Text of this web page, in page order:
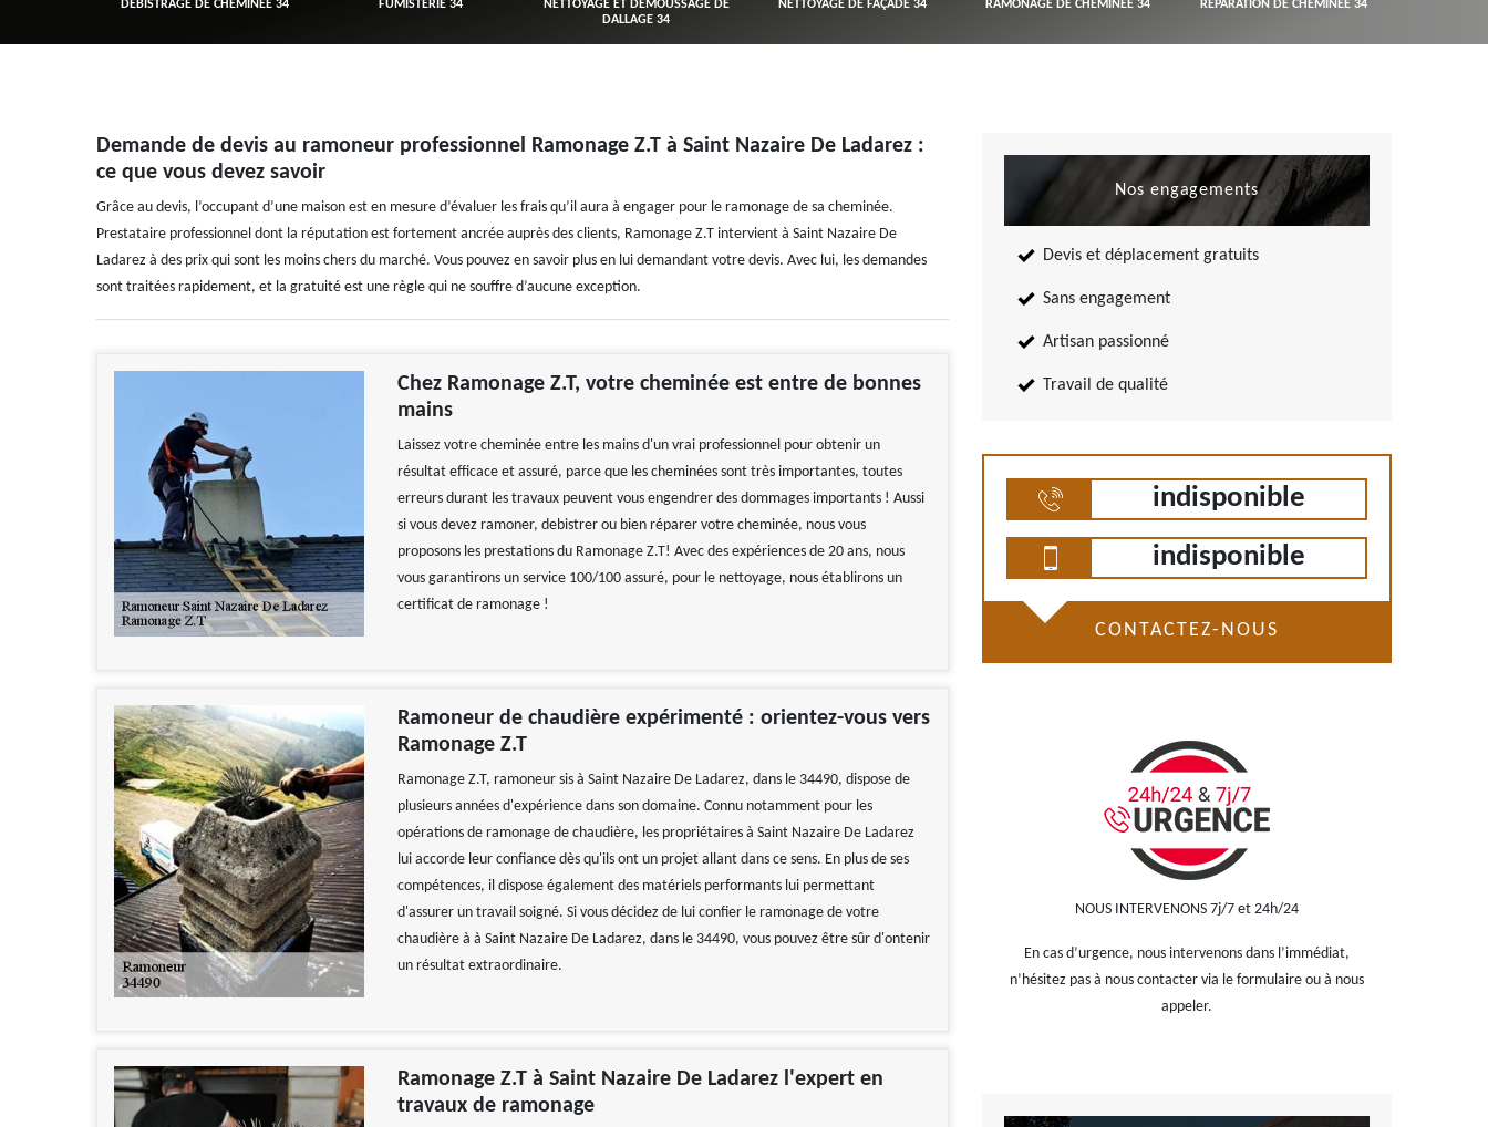
DÉBISTRAGE DE CHEMINÉE 34 FUMISTERIE 34
NETTOYAGE ET DÉMOUSSAGE DE
DALLAGE 34
NETTOYAGE DE FAÇADE 34 RAMONAGE DE CHEMINÉE 34 RÉPARATION DE CHEMINÉE 34
Demande de devis au ramoneur professionnel Ramonage Z.T à Saint Nazaire De Ladarez :
ce que vous devez savoir
Grâce au devis, l’occupant d’une maison est en mesure d’évaluer les frais qu’il aura à engager pour le ramonage de sa cheminée.
Prestataire professionnel dont la réputation est fortement ancrée auprès des clients, Ramonage Z.T intervient à Saint Nazaire De
Ladarez à des prix qui sont les moins chers du marché. Vous pouvez en savoir plus en lui demandant votre devis. Avec lui, les demandes
sont traitées rapidement, et la gratuité est une règle qui ne souffre d’aucune exception.
Chez Ramonage Z.T, votre cheminée est entre de bonnes
mains
Laissez votre cheminée entre les mains d'un vrai professionnel pour obtenir un
résultat efficace et assuré, parce que les cheminées sont très importantes, toutes
erreurs durant les travaux peuvent vous engendrer des dommages importants ! Aussi
si vous devez ramoner, debistrer ou bien réparer votre cheminée, nous vous
proposons les prestations du Ramonage Z.T! Avec des expériences de 20 ans, nous
vous garantirons un service 100/100 assuré, pour le nettoyage, nous établirons un
certificat de ramonage !
Ramoneur de chaudière expérimenté : orientez-vous vers
Ramonage Z.T
Ramonage Z.T, ramoneur sis à Saint Nazaire De Ladarez, dans le 34490, dispose de
plusieurs années d'expérience dans son domaine. Connu notamment pour les
opérations de ramonage de chaudière, les propriétaires à Saint Nazaire De Ladarez
lui accorde leur confiance dès qu'ils ont un projet allant dans ce sens. En plus de ses
compétences, il dispose également des matériels performants lui permettant
d'assurer un travail soigné. Si vous décidez de lui confier le ramonage de votre
chaudière à à Saint Nazaire De Ladarez, dans le 34490, vous pouvez être sûr d'ontenir
un résultat extraordinaire.
Ramonage Z.T à Saint Nazaire De Ladarez l'expert en
travaux de ramonage
Nos engagements
Devis et déplacement gratuits
Sans engagement
Artisan passionné
Travail de qualité
indisponible
indisponible
CONTACTEZ-NOUS
NOUS INTERVENONS 7j/7 et 24h/24
En cas d’urgence, nous intervenons dans l’immédiat,
n’hésitez pas à nous contacter via le formulaire ou à nous
appeler.